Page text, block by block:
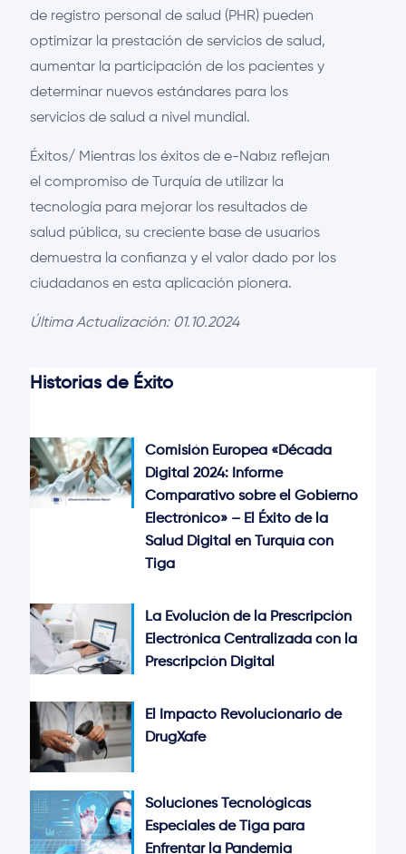
de registro personal de salud (PHR) pueden
optimizar la prestación de servicios de salud,
aumentar la participación de los pacientes y
determinar nuevos estándares para los
servicios de salud a nivel mundial.
Éxitos/ Mientras los éxitos de e-Nabız reflejan
el compromiso de Turquía de utilizar la
tecnología para mejorar los resultados de
salud pública, su creciente base de usuarios
demuestra la confianza y el valor dado por los
ciudadanos en esta aplicación pionera.
Última Actualización: 01.10.2024
Historias de Éxito
Comisión Europea «Década
Digital 2024: Informe
Comparativo sobre el Gobierno
Electrónico» – El Éxito de la
Salud Digital en Turquía con
Tiga
La Evolución de la Prescripción
Electrónica Centralizada con la
Prescripción Digital
El Impacto Revolucionario de
DrugXafe
Soluciones Tecnológicas
Especiales de Tiga para
Enfrentar la Pandemia